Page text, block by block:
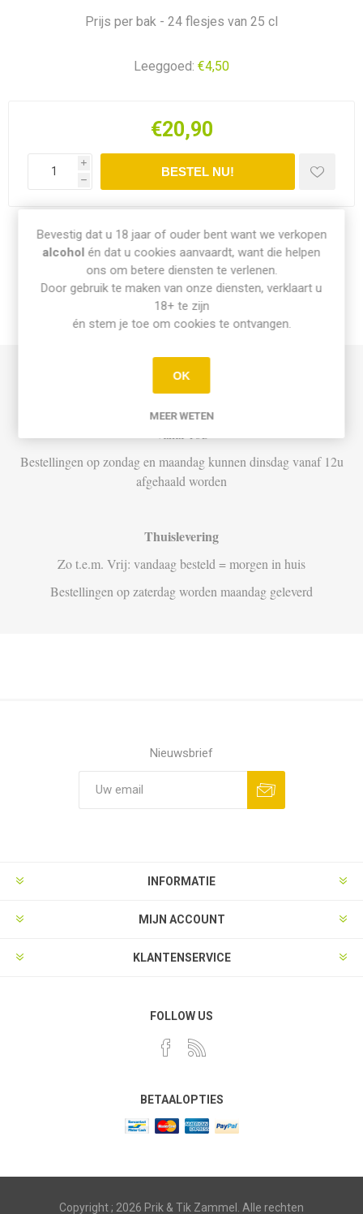
Prijs per bak - 24 flesjes van 25 cl
Leeggoed: €4,50
€20,90
i
h
Share:
INFO PICK-UP & LEVERING
Di t.e.m. Za: Vandaag besteld vóór 15u = vandaag af te halen
Bestellingen op zondag en maandag kunnen dinsdag vanaf 12u
afgehaald worden
Thuislevering
Zo t.e.m. Vrij: vandaag besteld = morgen in huis
Bestellingen op zaterdag worden maandag geleverd
Nieuwsbrief
INFORMATIE
MIJN ACCOUNT
KLANTENSERVICE
FOLLOW US
BETAALOPTIES
Copyright ; 2026 Prik & Tik Zammel. Alle rechten
Bevestig dat u 18 jaar of ouder bent want we verkopen
alcohol én dat u cookies aanvaardt, want die helpen
ons om betere diensten te verlenen.
Door gebruik te maken van onze diensten, verklaart u
18+ te zijn
én stem je toe om cookies te ontvangen.
OK
MEER WETEN